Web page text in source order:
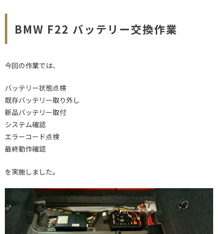
BMW F22 バッテリー交換作業
今回の作業では、
バッテリー状態点検
既存バッテリー取り外し
新品バッテリー取付
システム確認
エラーコード点検
最終動作確認
を実施しました。